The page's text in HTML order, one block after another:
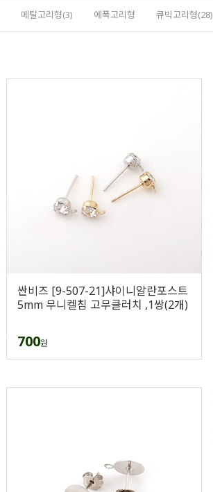
메탈고리형(3) 에폭고리형 큐빅고리형(28)
싼비즈 [9-507-21]샤이니알란포스트
5mm 무니켈침 고무클러치 ,1쌍(2개)
700원